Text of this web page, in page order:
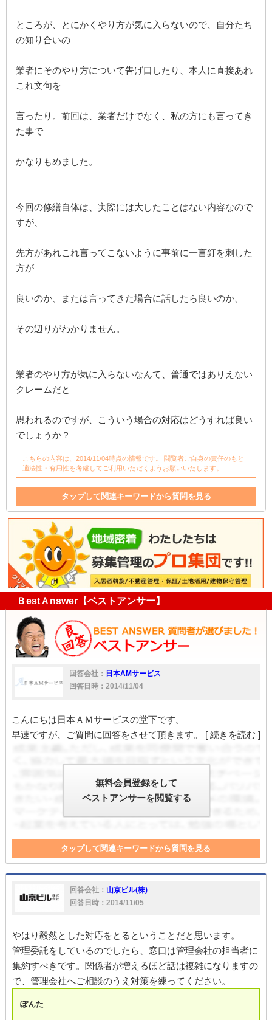
ところが、とにかくやり方が気に入らないので、自分たち
の知り合いの
業者にそのやり方について告げ口したり、本人に直接あれ
これ文句を
言ったり。前回は、業者だけでなく、私の方にも言ってき
た事で
かなりもめました。
今回の修繕自体は、実際には大したことはない内容なので
すが、
先方があれこれ言ってこないように事前に一言釘を刺した
方が
良いのか、または言ってきた場合に話したら良いのか、
その辺りがわかりません。
業者のやり方が気に入らないなんて、普通ではありえない
クレームだと
思われるのですが、こういう場合の対応はどうすれば良い
でしょうか？
こちらの内容は、2014/11/04時点の情報です。 閲覧者ご自身の責任のもと
適法性・有用性を考慮してご利用いただくようお願いいたします。
タップして関連キーワードから質問を見る
修理 クレーム 不動産 直接 不動産業
クレーマー
入居
貸主 対応 不動産業者
ＢestＡnswer【ベストアンサー】
回答会社： 日本AMサービス
回答日時：2014/11/04
こんにちは日本ＡＭサービスの堂下です。
早速ですが、ご質問に回答をさせて頂きます。
[ 続きを読む ]
無料会員登録をして
ベストアンサーを閲覧する
タップして関連キーワードから質問を見る
大家 大家さん 家 対応
回答会社： 山京ビル(株)
回答日時：2014/11/05
やはり毅然とした対応をとるということだと思います。
管理委託をしているのでしたら、窓口は管理会社の担当者に
集約すべきです。関係者が増えるほど話は複雑になりますの
で、管理会社へご相談のうえ対策を練ってください。
ぽんた